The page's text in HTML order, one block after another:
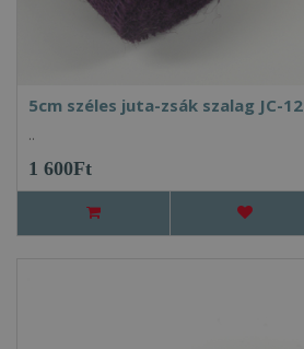
5cm széles juta-zsák szalag JC-
..
1 600Ft